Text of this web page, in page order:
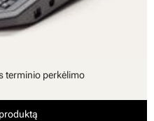
terminio perkėlimo